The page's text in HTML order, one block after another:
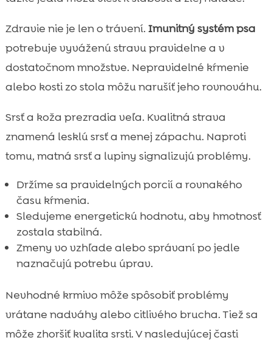
Zdravie nie je len o trávení. Imunitný systém psa
potrebuje vyváženú stravu pravidelne a v
dostatočnom množstve. Nepravidelné kŕmenie
alebo kosti zo stola môžu narušíť jeho rovnováhu.
Srsť a koža prezradia veľa. Kvalitná strava
znamená lesklú srsť a menej zápachu. Naproti
tomu, matná srsť a lupiny signalizujú problémy.
Držíme sa pravidelných porcií a rovnakého
času kŕmenia.
Sledujeme energetickú hodnotu, aby hmotnosť
zostala stabilná.
Zmeny vo vzhľade alebo správaní po jedle
naznačujú potrebu úprav.
Nevhodné krmivo môže spôsobiť problémy
vrátane nadváhy alebo citlivého brucha. Tiež sa
môže zhoršiť kvalita srsti. V nasledujúcej časti